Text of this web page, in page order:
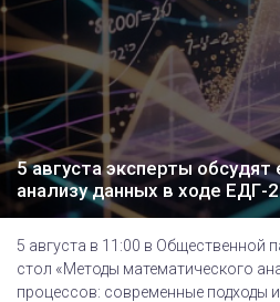
5 августа эксперты
анализу данных в ходе ЕДГ-
5 августа в 11:00 в Общественной
стол «Методы математического
процессов: современные подходы и